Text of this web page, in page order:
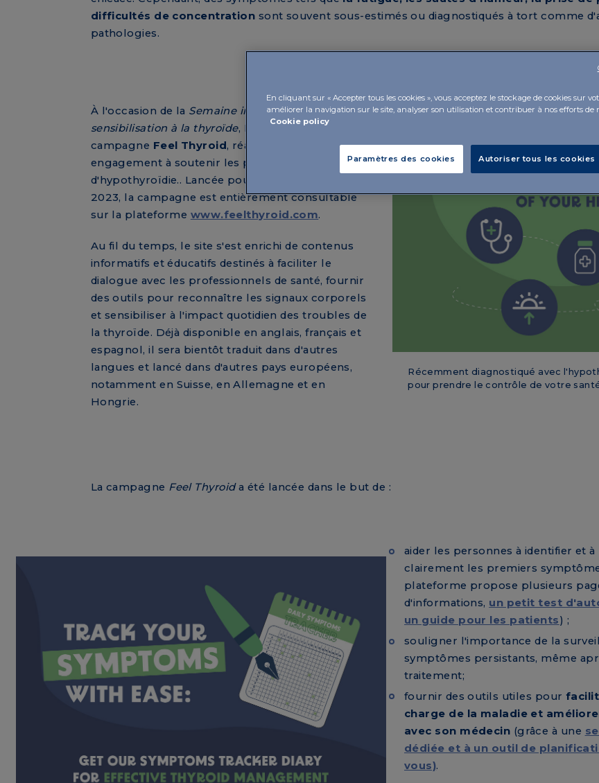
difficultés de concentration sont souvent sous-estimés ou diagnostiqués à tort comme
pathologies.
Récemment diagnostiqué avec
pour prendre le contrôle de votre
À l'occasion de la Semaine internationale de
sensibilisation à la thyroïde, IBSA relance la
campagne Feel Thyroid, réaffirmant ainsi son
engagement à soutenir les personnes souffrant
d'hypothyroïdie.. Lancée pour la première fois en
2023, la campagne est entièrement consultable
sur la plateforme www.feelthyroid.com.
Au fil du temps, le site s'est enrichi de contenus
informatifs et éducatifs destinés à faciliter le
dialogue avec les professionnels de santé, fournir
des outils pour reconnaître les signaux corporels
et sensibiliser à l'impact quotidien des troubles de
la thyroïde. Déjà disponible en anglais, français et
espagnol, il sera bientôt traduit dans d'autres
langues et lancé dans d'autres pays européens,
notamment en Suisse, en Allemagne et en
Hongrie.
La campagne Feel Thyroida été lancée dans le but de :
aider les personnes à identifier et
clairement les premiers
plateforme propose plusieurs
d'informations, un petit test
un guide pour les patients) ;
souligner l'importance de la
symptômes persistants, même
traitement;
fournir des outils utiles pour
charge de la maladie et
avec son médecin (grâce à une
dédiée et à un outil de
vous).
En cliquant sur « Accepter tous les cookies », vous acceptez le stockage de cookies sur
améliorer la navigation sur le site, analyser son utilisation et contribuer à nos efforts de
Cookie policy
Paramètres des cookies Autoriser tous les cookies